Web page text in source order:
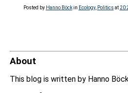
Posted by Hanno Böckin Ecology, Politics at
About
This blog is written by Hanno